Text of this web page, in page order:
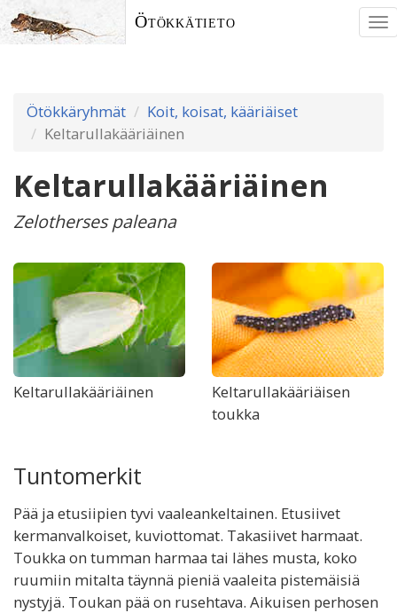
Ötökkätieto
Ötökkäryhmät
Koit, koisat, kääriäiset
Keltarullakääriäinen
Keltarullakääriäinen
Zelotherses paleana
Keltarullakääriäinen
Keltarullakääriäisen
toukka
Tuntomerkit
Pää ja etusiipien tyvi vaaleankeltainen. Etusiivet
kermanvalkoiset, kuviottomat. Takasiivet harmaat.
Toukka on tumman harmaa tai lähes musta, koko
ruumiin mitalta täynnä pieniä vaaleita pistemäisiä
nystyjä. Toukan pää on rusehtava. Aikuisen perhosen